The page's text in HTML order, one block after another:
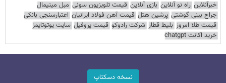
خبرآنلاین راه نو آنلاین بازی آنلاین قیمت تلویزیون سونی مبل مینیمال
جراح بینی گوشتی پرشین هتل قیمت آهن فولاد ایرانیان اعتبارسنجی بانکی
قیمت طلا امروز بلیط قطار شرکت رادوکو قیمت پروفیل سایت یوتوتایمز
خرید اکانت chatgpt
نسخه دسکتاپ